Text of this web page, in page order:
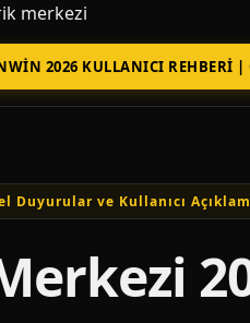
merkezi
2026 KULLANICI REHBERI |
Duyurular ve Kullanıcı